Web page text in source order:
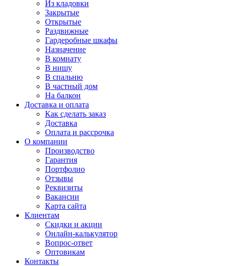
Из кладовки
Закрытые
Открытые
Раздвижные
Гардеробные шкафы
Назначение
В комнату
В нишу
В спальню
В частный дом
На балкон
Доставка и оплата
Как сделать заказ
Доставка
Оплата и рассрочка
О компании
Производство
Гарантия
Портфолио
Отзывы
Реквизиты
Вакансии
Карта сайта
Клиентам
Скидки и акции
Онлайн-калькулятор
Вопрос-ответ
Оптовикам
Контакты